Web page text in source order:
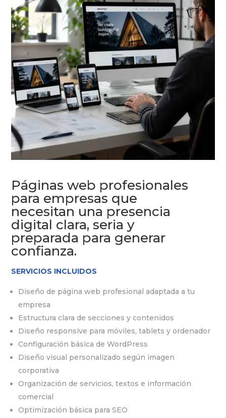
Páginas web profesionales
para empresas que
necesitan una presencia
digital clara, seria y
preparada para generar
confianza.
SERVICIOS INCLUIDOS
Diseño de página web profesional adaptada a tu
empresa
Estructura clara de secciones y contenidos
Diseño responsive para móviles, tablets y ordenador
Configuración básica de WordPress
Diseño visual personalizado según imagen
corporativa
Organización de servicios, textos e información
comercial
Optimización básica para SEO